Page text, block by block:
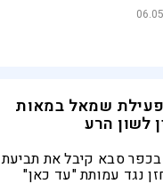
של עמותה
טרור ופעילות במדינות
שמאל במאות
לשון הרע
סבא קיבל את תביעת
נגד עמותת "עד כאן"